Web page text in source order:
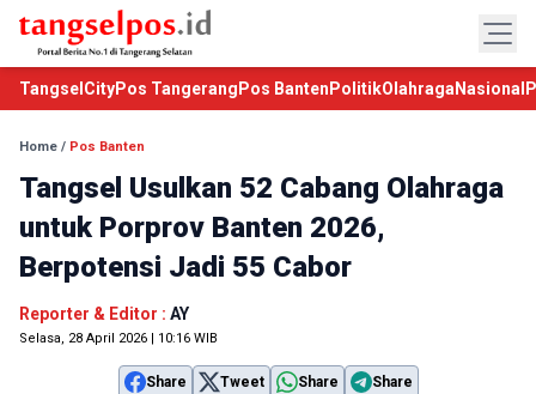
TangselCityPos Tangerang Pos Banten PolitikOlahraga Nasional
Home / Pos Banten
Tangsel Usulkan 52 Cabang Olahraga
untuk Porprov Banten 2026,
Berpotensi Jadi 55 Cabor
Reporter & Editor : AY
Selasa, 28 April 2026 | 10:16 WIB
Share Tweet Share Share